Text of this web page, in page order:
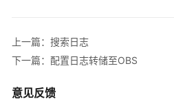
AOM
1.0
档
上一篇：搜索日志
下一篇：配置日志转储至OBS
意见反馈